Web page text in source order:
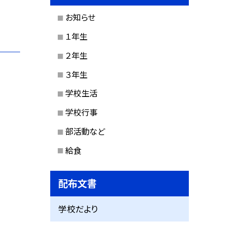
お知らせ
１年生
２年生
３年生
学校生活
学校行事
部活動など
給食
配布文書
学校だより